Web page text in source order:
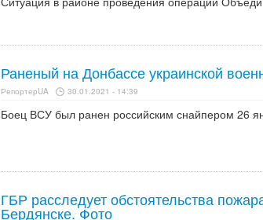
Раненый на Донбассе украинской
РепортерUA 30.01.2021 - 14:39
Боец ВСУ был ранен российским снайпером 26
ГБР расследует обстоятельства
Бердянске. Фото